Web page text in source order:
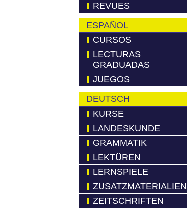
REVUES
ESPAÑOL
CURSOS
LECTURAS
GRADUADAS
JUEGOS
DEUTSCH
KURSE
LANDESKUNDE
GRAMMATIK
LEKTÜREN
LERNSPIELE
ZUSATZMATERIALIEN
ZEITSCHRIFTEN